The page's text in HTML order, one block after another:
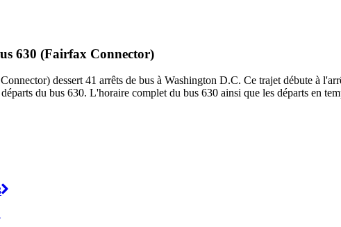
630 (Fairfax Connector)
dessert 41 arrêts de bus à Washington D.C. Ce trajet débute à
du bus 630. L'horaire complet du bus 630 ainsi que les départs en